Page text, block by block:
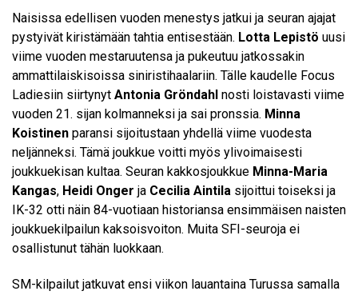
Naisissa edellisen vuoden menestys jatkui ja seuran ajajat
pystyivät kiristämään tahtia entisestään. Lotta Lepistö uusi
viime vuoden mestaruutensa ja pukeutuu jatkossakin
ammattilaiskisoissa siniristihaalariin. Tälle kaudelle Focus
Ladiesiin siirtynyt Antonia Gröndahl nosti loistavasti viime
vuoden 21. sijan kolmanneksi ja sai pronssia. Minna
Koistinen paransi sijoitustaan yhdellä viime vuodesta
neljänneksi. Tämä joukkue voitti myös ylivoimaisesti
joukkuekisan kultaa. Seuran kakkosjoukkue Minna-Maria
Kangas, Heidi Onger ja Cecilia Aintila sijoittui toiseksi ja
IK-32 otti näin 84-vuotiaan historiansa ensimmäisen naisten
joukkuekilpailun kaksoisvoiton. Muita SFI-seuroja ei
osallistunut tähän luokkaan.
SM-kilpailut jatkuvat ensi viikon lauantaina Turussa samalla